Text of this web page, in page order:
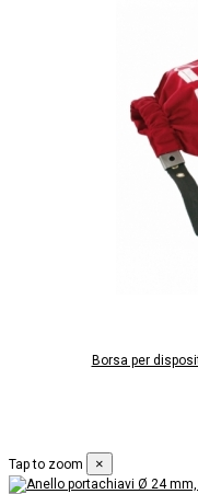
Borsa per
Tap to zoom
×